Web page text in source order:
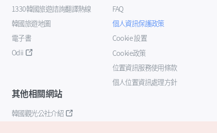
1330韓國旅遊諮詢翻譯熱線
韓國旅遊地圖
電子書
Odii
FAQ
個人資訊保護政策
Cookie 設置
Cookie政策
位置資訊服務使用條款
個人位置資訊處理方針
其他相關網站
韓國觀光公社介紹